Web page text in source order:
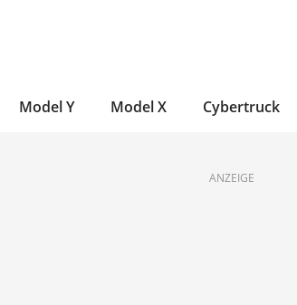
Model Y Model X Cybertruck
ANZEIGE